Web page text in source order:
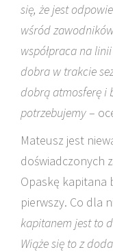
się, że jest
wśród
współpraca na
dobra w trakcie
dobrą atmosferę i
potrzebujemy–
Mateusz jest
doświadczonych
Opaskę kapitana
pierwszy. Co dla
kapitanem jest to
Wiąże się to z